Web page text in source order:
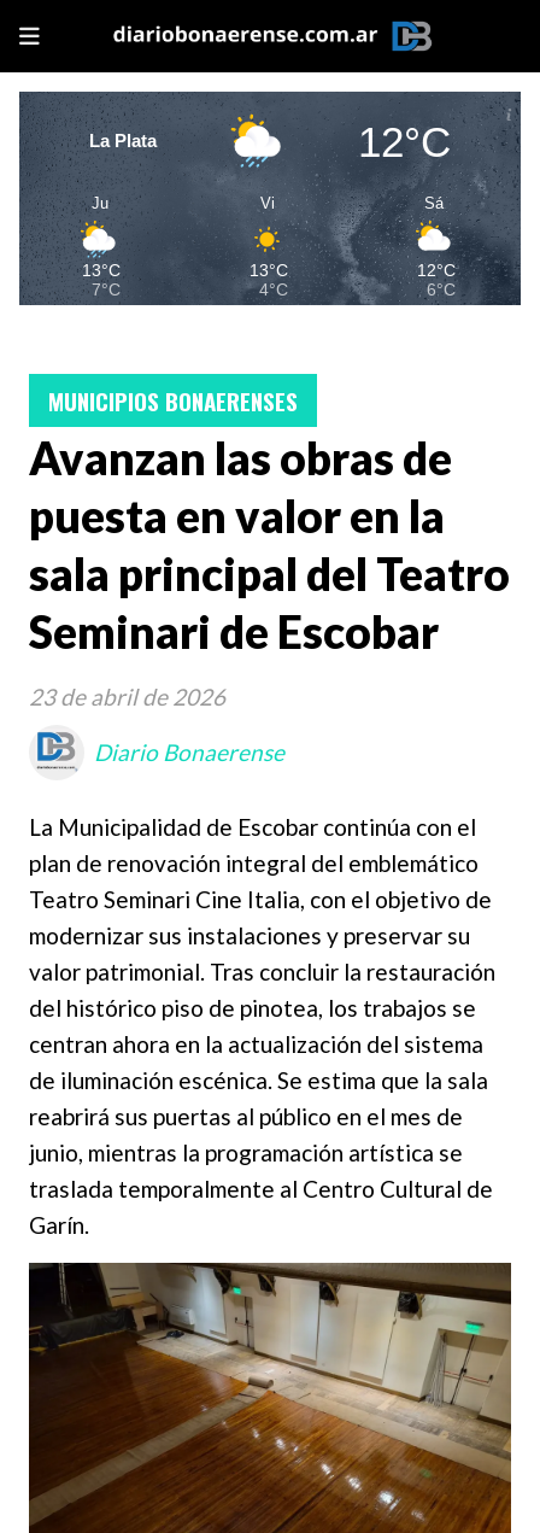
La Plata 12°C
Ju
13°C
7°C
Vi
13°C
4°C
Sá
12°C
6°C
Avanzan las obras de
puesta en valor en la
sala principal del Teatro
Seminari de Escobar
La Municipalidad de Escobar continúa con el
plan de renovación integral del emblemático
Teatro Seminari Cine Italia, con el objetivo de
modernizar sus instalaciones y preservar su
valor patrimonial. Tras concluir la restauración
del histórico piso de pinotea, los trabajos se
centran ahora en la actualización del sistema
de iluminación escénica. Se estima que la sala
reabrirá sus puertas al público en el mes de
junio, mientras la programación artística se
traslada temporalmente al Centro Cultural de
Garín.
MUNICIPIOS BONAERENSES
23 de abril de 2026
Diario Bonaerense